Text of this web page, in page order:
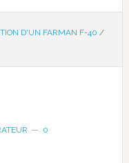
D'UN FARMAN F-40 /
0